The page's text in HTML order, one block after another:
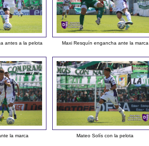
antes a la pelota Maxi Resquín engancha ante la marca
la marca Mateo Solís con la pelota